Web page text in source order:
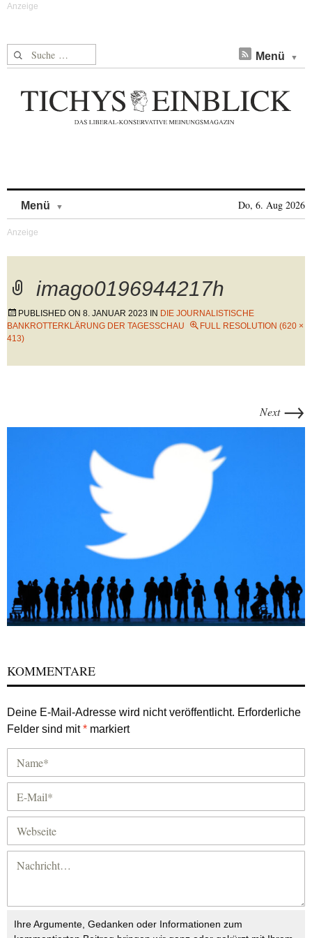
Suche nach: Menü
Menü Do, 6. Aug 2026
imago0196944217h
PUBLISHED ON 8. JANUAR 2023 IN DIE JOURNALISTISCHE
BANKROTTERKLÄRUNG DER TAGESSCHAU
FULL RESOLUTION (620 ×
413)
Next →
KOMMENTARE
Deine E-Mail-Adresse wird nicht veröffentlicht. Erforderliche
Felder sind mit* markiert
Ihre Argumente, Gedanken oder Informationen zum